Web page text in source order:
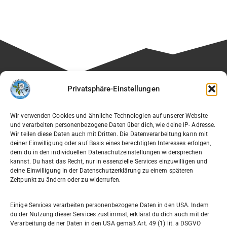
Privatsphäre-Einstellungen
Wir verwenden Cookies und ähnliche Technologien auf unserer Website
und verarbeiten personenbezogene Daten über dich, wie deine IP- Adresse.
Wir teilen diese Daten auch mit Dritten. Die Datenverarbeitung kann mit
deiner Einwilligung oder auf Basis eines berechtigten Interesses erfolgen,
dem du in den individuellen Datenschutzeinstellungen widersprechen
kannst. Du hast das Recht, nur in essenzielle Services einzuwilligen und
deine Einwilligung in der Datenschutzerklärung zu einem späteren
Zeitpunkt zu ändern oder zu widerrufen.
Einige Services verarbeiten personenbezogene Daten in den USA. Indem
du der Nutzung dieser Services zustimmst, erklärst du dich auch mit der
Verarbeitung deiner Daten in den USA gemäß Art. 49 (1) lit. a DSGVO
Besuchen Sie auch die Seite unseres Fördervereins:
Willi-Graf-Gymnasium
Ostpreußendamm 166
12207 Berlin
030 7729004
030772057999